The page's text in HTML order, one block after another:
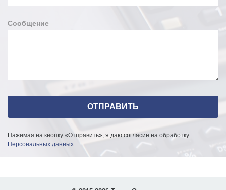
Сообщение
Нажимая на кнопку «Отправить», я даю согласие на обработку
Персональных данных